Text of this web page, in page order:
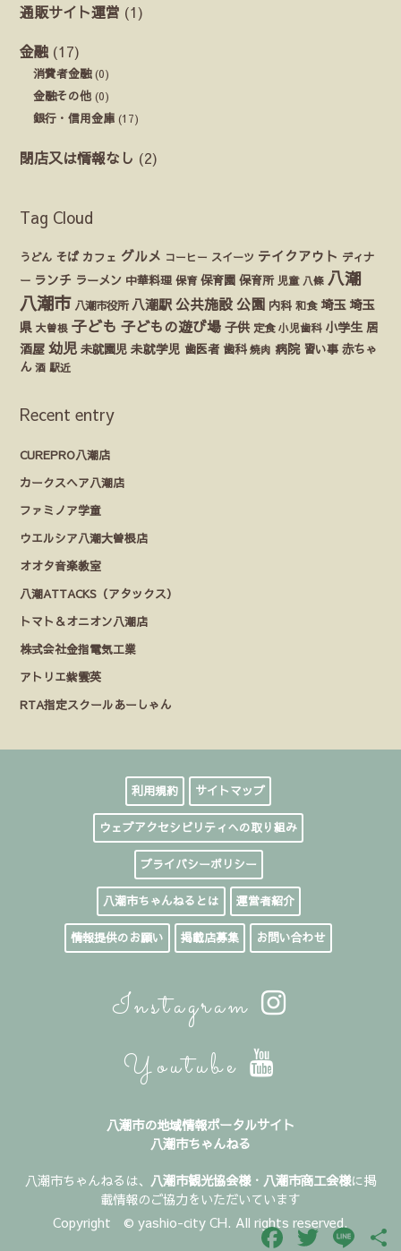
通販サイト運営 (1)
金融 (17)
消費者金融(0)
金融その他 (0)
銀行・信用金庫 (17)
閉店又は情報なし (2)
Tag Cloud
うどん そば カフェ グルメ コーヒー スイーツ テイクアウト ディナ
ー ランチ ラーメン 中華料理 保育 保育園 保育所 児童 八條 八潮
八潮市 八潮市役所 八潮駅 公共施設 公園 内科 和食 埼玉 埼玉
県 大曽根 子ども 子どもの遊び場 子供 定食 小児歯科 小学生 居
酒屋 幼児 未就園児 未就学児 歯医者 歯科 焼肉 病院 習い事 赤ちゃ
ん 酒 駅近
Recent entry
CUREPRO八潮店
カークスヘア八潮店
ファミノア学童
ウエルシア八潮大曽根店
オオタ音楽教室
八潮ATTACKS（アタックス）
トマト＆オニオン八潮店
株式会社金指電気工業
アトリエ紫雲英
RTA指定スクールあーしゃん
利用規約 サイトマップ
ウェブアクセシビリティへの取り組み
プライバシーポリシー
八潮市ちゃんねるとは 運営者紹介
情報提供のお願い 掲載店募集 お問い合わせ
Instagram
Youtube
八潮市の地域情報ポータルサイト
八潮市ちゃんねる
八潮市ちゃんねるは、 八潮市観光協会様・ 八潮市商工会様に掲
載情報のご協力をいただいています
Copyright © yashio-city CH. All rights reserved.
Facebook
TwitterLine